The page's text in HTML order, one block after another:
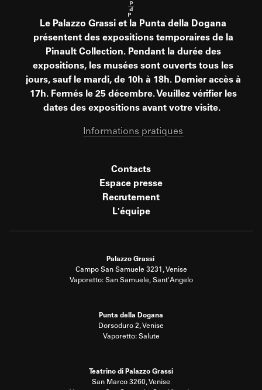
Le Palazzo Grassi et la Punta della Dogana
présentent des expositions temporaires de la
Pinault Collection. Pendant la durée des
expositions, les musées sont ouverts tous les
jours, sauf le mardi, de 10h à 18h. Dernier accès à
17h. Fermés le 25 décembre. Veuillez vérifier les
dates des expositions avant votre visite.
Informations pratiques
Contacts
Espace presse
Recrutement
L'équipe
Palazzo Grassi
Campo San Samuele 3231, Venise
Vaporetto: San Samuele, Sant'Angelo
Punta della Dogana
Dorsoduro 2, Venise
Vaporetto: Salute
Teatrino di Palazzo Grassi
San Marco 3260, Venise